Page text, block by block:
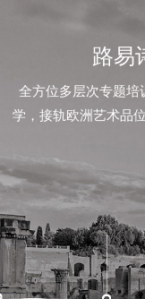
资
讯
联
路易
全方位多层次专题培
学，接轨欧洲艺术品